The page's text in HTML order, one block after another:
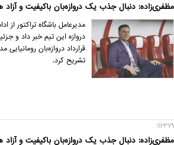
مظفری‌زاده: دنبال جذب یک دروازه‌بان باکیفیت و
مدیرعامل باشگاه تراکتور
دروازه این تیم خبر داد و
قرارداد دروازه‌بان
تشریح کرد.
112379
مظفری‌زاده: دنبال جذب یک دروازه‌بان باکیفیت و